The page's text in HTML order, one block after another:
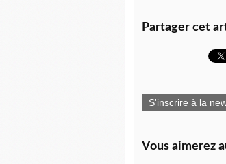
Partager cet
S'inscrire à la
Vous aimerez